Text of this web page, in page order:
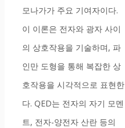
모나가가 주요 기여자이다.
이 이론은 전자와 광자 사이
의 상호작용을 기술하며, 파
인만 도형을 통해 복잡한 상
호작용을 시각적으로 표현한
다. QED는 전자의 자기 모멘
트, 전자-양전자 산란 등의